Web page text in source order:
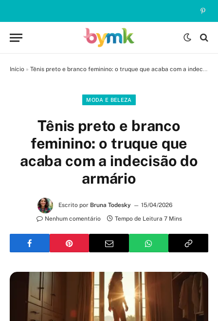
Início » Tênis preto e branco feminino: o truque que acaba com a indecisão do armário
MODA E BELEZA
Tênis preto e branco
feminino: o truque que
acaba com a indecisão do
armário
Escrito por Bruna Todesky
15/04/2026
Nenhum comentário
Tempo de Leitura 7 Mins